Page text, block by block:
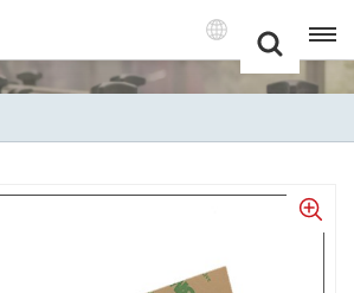
English
Français